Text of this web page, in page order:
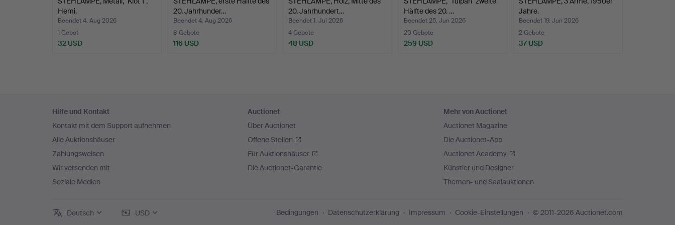
Hemi.
Beendet 4. Aug 2026
1 Gebot
32 USD
20. Jahrhunder…
Beendet 4. Aug 2026
8 Gebote
116 USD
20. Jahrhundert…
Beendet 1. Jul 2026
4 Gebote
48 USD
Hälfte des 20. …
Beendet 25. Jun 2026
20 Gebote
259 USD
Jahre.
Beendet 19. Jun 2026
2 Gebote
37 USD
Navigation
Hilfe und Kontakt
Kontakt mit dem Support aufnehmen
Alle Auktionshäuser
Zahlungsweisen
Wir versenden mit
Soziale Medien
Auctionet
Über Auctionet
Offene Stellen
Für Auktionshäuser
Die Auctionet-Garantie
Mehr von Auctionet
Auctionet Magazine
Die Auctionet-App
Auctionet Academy
Künstler und Designer
Themen- und Saalauktionen
Deutsch USD Bedingungen Datenschutzerklärung Impressum Cookie-Einstellungen © 2011-2026 Auctionet.com